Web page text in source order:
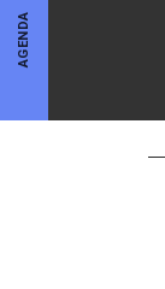
AGENDA